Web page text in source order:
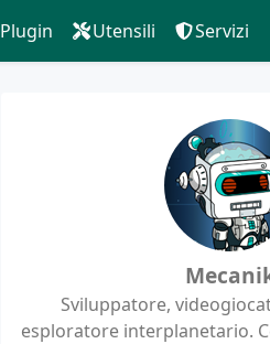
Plugin Utensili Servizi
Sviluppatore,
esploratore interplanetario.